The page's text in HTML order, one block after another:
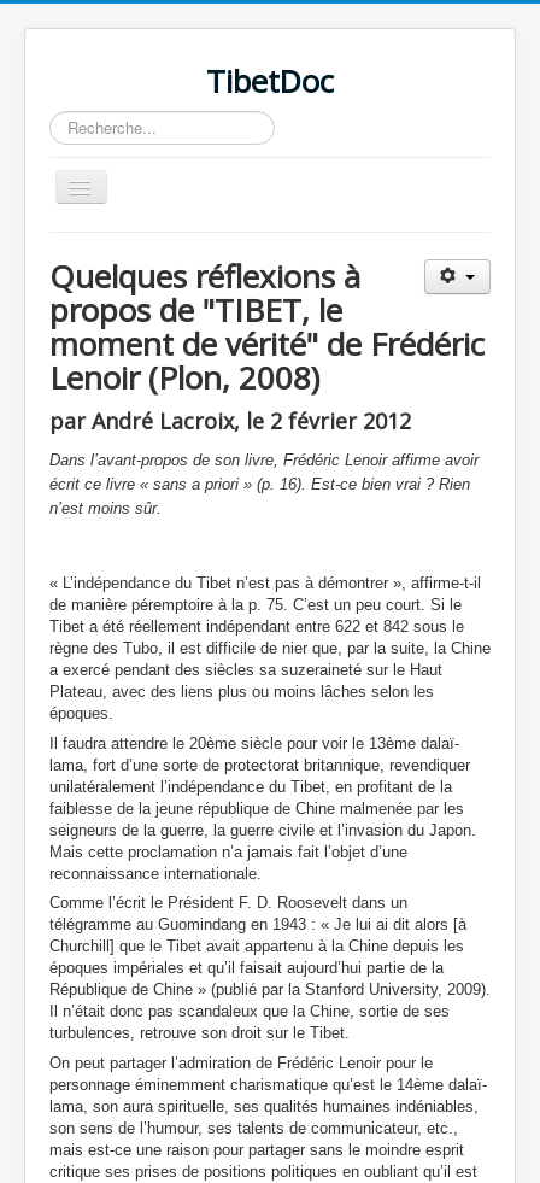
TibetDoc
Rechercher
Basculer
la
≡
Quelques réflexions à
propos de "TIBET, le
moment de vérité" de Frédéric
Lenoir (Plon, 2008)
par André Lacroix, le 2 février 2012
Dans l’avant-propos de son livre, Frédéric Lenoir affirme avoir
écrit ce livre « sans a priori » (p. 16). Est-ce bien vrai ? Rien
n’est moins sûr.
« L’indépendance du Tibet n’est pas à démontrer », affirme-t-il
de manière péremptoire à la p. 75. C’est un peu court. Si le
Tibet a été réellement indépendant entre 622 et 842 sous le
règne des Tubo, il est difficile de nier que, par la suite, la Chine
a exercé pendant des siècles sa suzeraineté sur le Haut
Plateau, avec des liens plus ou moins lâches selon les
époques.
Il faudra attendre le 20ème siècle pour voir le 13ème dalaï-
lama, fort d’une sorte de protectorat britannique, revendiquer
unilatéralement l’indépendance du Tibet, en profitant de la
faiblesse de la jeune république de Chine malmenée par les
seigneurs de la guerre, la guerre civile et l’invasion du Japon.
Mais cette proclamation n’a jamais fait l’objet d’une
reconnaissance internationale.
Comme l’écrit le Président F. D. Roosevelt dans un
télégramme au Guomindang en 1943 : « Je lui ai dit alors [à
Churchill] que le Tibet avait appartenu à la Chine depuis les
époques impériales et qu’il faisait aujourd’hui partie de la
République de Chine » (publié par la Stanford University, 2009).
Il n’était donc pas scandaleux que la Chine, sortie de ses
turbulences, retrouve son droit sur le Tibet.
On peut partager l’admiration de Frédéric Lenoir pour le
personnage éminemment charismatique qu’est le 14ème dalaï-
lama, son aura spirituelle, ses qualités humaines indéniables,
son sens de l’humour, ses talents de communicateur, etc.,
mais est-ce une raison pour partager sans le moindre esprit
critique ses prises de positions politiques en oubliant qu’il est